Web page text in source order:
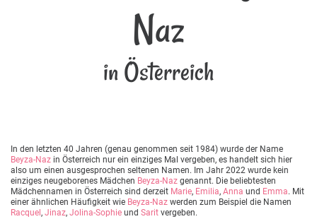
Naz
in Österreich
In den letzten 40 Jahren (genau genommen seit 1984) wurde der Name
Beyza-Naz in Österreich nur ein einziges Mal vergeben, es handelt sich hier
also um einen ausgesprochen seltenen Namen. Im Jahr 2022 wurde kein
einziges neugeborenes Mädchen Beyza-Naz genannt. Die beliebtesten
Mädchennamen in Österreich sind derzeit Marie, Emilia, Anna und Emma. Mit
einer ähnlichen Häufigkeit wie Beyza-Naz werden zum Beispiel die Namen
Racquel , Jinaz, Jolina-Sophie und Sarit vergeben.